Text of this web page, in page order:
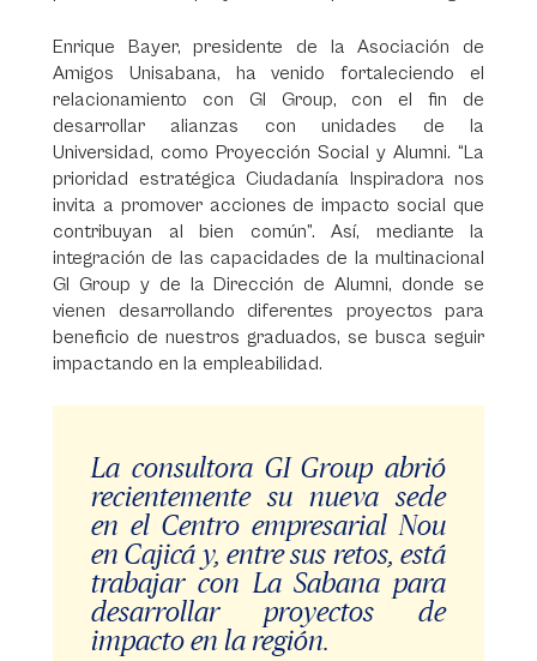
Enrique Bayer, presidente de la Asociación de
Amigos Unisabana, ha venido fortaleciendo el
relacionamiento con GI Group, con el fin de
desarrollar alianzas con unidades de la
Universidad, como Proyección Social y Alumni. “La
prioridad estratégica Ciudadanía Inspiradora nos
invita a promover acciones de impacto social que
contribuyan al bien común”. Así, mediante la
integración de las capacidades de la multinacional
GI Group y de la Dirección de Alumni, donde se
vienen desarrollando diferentes proyectos para
beneficio de nuestros graduados, se busca seguir
impactando en la empleabilidad.
La consultora GI Group abrió
recientemente su nueva sede
en el Centro empresarial Nou
en Cajicá y, entre sus retos, está
trabajar con La Sabana para
desarrollar proyectos de
impacto en la región.